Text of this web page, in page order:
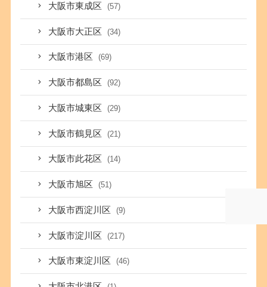
大阪市東成区 (57)
大阪市大正区 (34)
大阪市港区 (69)
大阪市都島区 (92)
大阪市城東区 (29)
大阪市鶴見区 (21)
大阪市此花区 (14)
大阪市旭区 (51)
大阪市西淀川区 (9)
大阪市淀川区 (217)
大阪市東淀川区 (46)